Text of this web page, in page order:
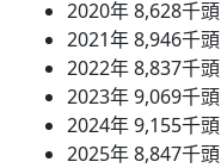
2020年 8,628千頭
2021年 8,946千頭
2022年 8,837千頭
2023年 9,069千頭
2024年 9,155千頭
2025年 8,847千頭